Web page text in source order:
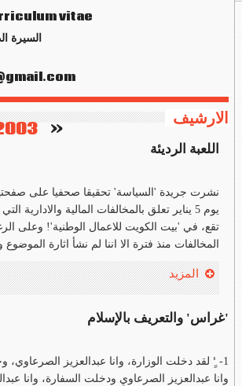
vitae
السيرة
الارشيف «
اللعبة الرديئة
نشرت جريدة 'السياسة' تحقيقا صحفيا على
يوم 5 يناير تعلق بالمخالفات المالية والادارية
تقع، في 'بيت الكويت للاعمال الوطنية'! وعلى
المخالفات منذ فترة الا اننا لم نشأ اثارة الموضوع
المزيد
'غراس' والتعريف بالإسلام
1- 'ِِ لقد دخلت الوزارة، وانا عبدالعزيز
وانا عبدالعزيز الصرعاويِ ودخلت السفارة، وانا